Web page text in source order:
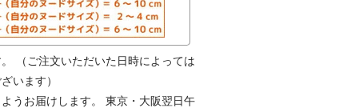
（ご注文いただいた日時によっては
います）
うお届けします。 東京・大阪翌日午